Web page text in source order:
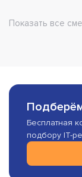
Показать все
Бесплатная
подбору IT-